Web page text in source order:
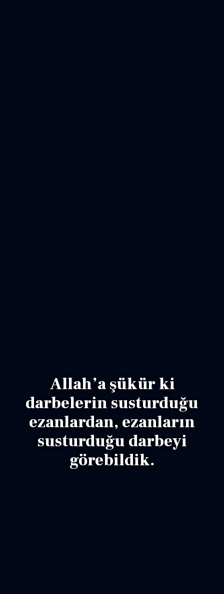
Allah’a şükür ki
darbelerin susturduğu
ezanlardan, ezanların
susturduğu darbeyi
görebildik.